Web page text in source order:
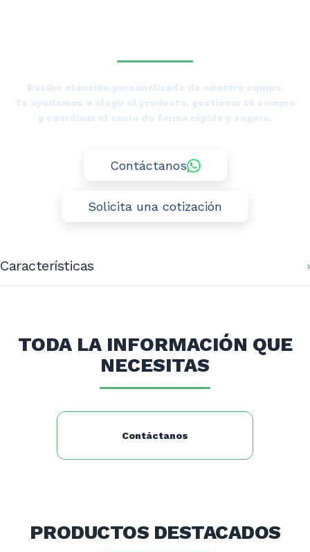
Recibe atención personalizada de nuestro equipo.
Te ayudamos a elegir el producto, gestionar tu compra
y coordinar el envío de forma rápida y segura.
Contáctanos
Solicita una cotización
Características
Peso Neto (Kg): 25
Peso Bruto (Kg): 30
TODA LA INFORMACIÓN QUE
NECESITAS
Contáctanos
PRODUCTOS DESTACADOS